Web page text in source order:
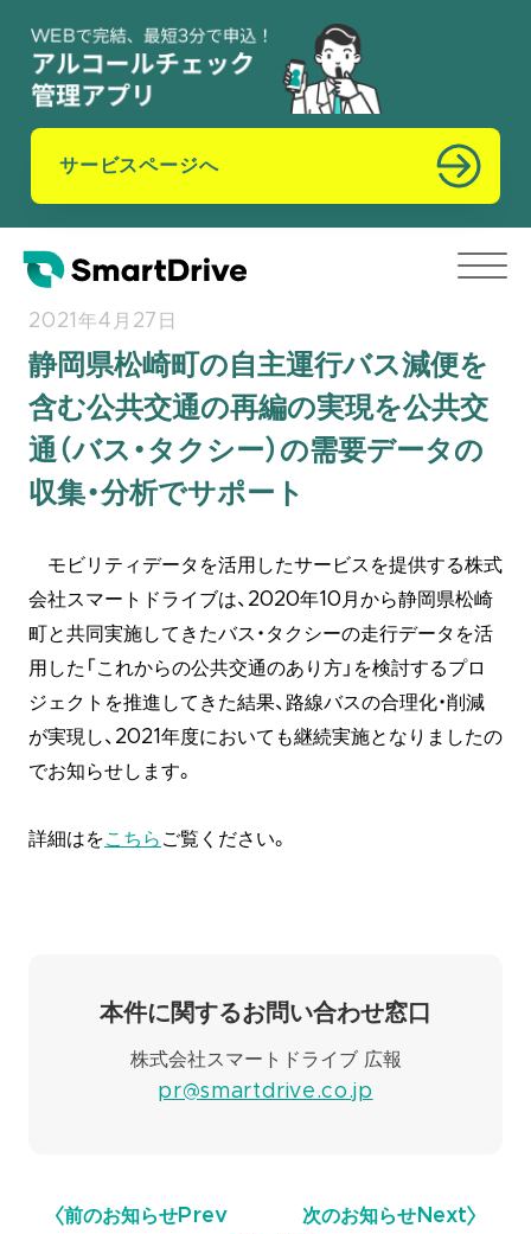
サービスページへ
2021年4月27日
静岡県松崎町の自主運行バス減便を
含む公共交通の再編の実現を公共交
通（バス・タクシー）の需要データの
収集・分析でサポート
モビリティデータを活用したサービスを提供する株式
会社スマートドライブは、2020年10月から静岡県松崎
町と共同実施してきたバス・タクシーの走行データを活
用した「これからの公共交通のあり方」を検討するプロ
ジェクトを推進してきた結果、路線バスの合理化・削減
が実現し、2021年度においても継続実施となりましたの
でお知らせします。
詳細はをこちら ご覧ください。
本件に関するお問い合わせ窓口
株式会社スマートドライブ 広報
pr@smartdrive.co.jp
前のお知らせPrev 次のお知らせ Next